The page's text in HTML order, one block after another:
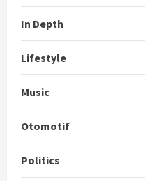
In Depth
Lifestyle
Music
Otomotif
Politics